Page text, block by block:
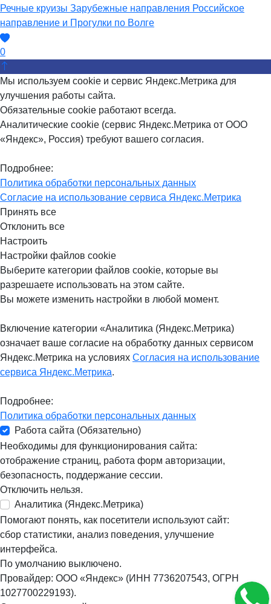
Речные круизы Зарубежные направления Российское
направление и Прогулки по Волге
0
Мы используем cookie и сервис Яндекс.Метрика для
улучшения работы сайта.
Обязательные cookie работают всегда.
Аналитические cookie (сервис Яндекс.Метрика от ООО
«Яндекс», Россия) требуют вашего согласия.
Подробнее:
Политика обработки персональных данных
Согласие на использование сервиса Яндекс.Метрика
Принять все
Отклонить все
Настроить
Настройки файлов cookie
Выберите категории файлов cookie, которые вы
разрешаете использовать на этом сайте.
Вы можете изменить настройки в любой момент.
Включение категории «Аналитика (Яндекс.Метрика)
означает ваше согласие на обработку данных сервисом
Яндекс.Метрика на условиях Согласия на использование
сервиса Яндекс.Метрика.
Подробнее:
Политика обработки персональных данных
Работа сайта (Обязательно)
Необходимы для функционирования сайта:
отображение страниц, работа форм авторизации,
безопасность, поддержание сессии.
Отключить нельзя.
Аналитика (Яндекс.Метрика)
Помогают понять, как посетители используют сайт:
сбор статистики, анализ поведения, улучшение
интерфейса.
По умолчанию выключено.
Провайдер: ООО «Яндекс» (ИНН 7736207543, ОГРН
1027700229193).